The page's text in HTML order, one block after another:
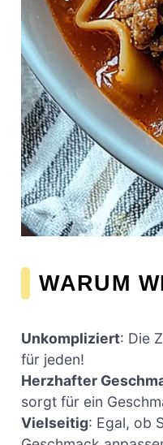
WARUM
Unkompliziert: Die
für jeden!
Herzhafter
sorgt für ein
Vielseitig: Egal, ob